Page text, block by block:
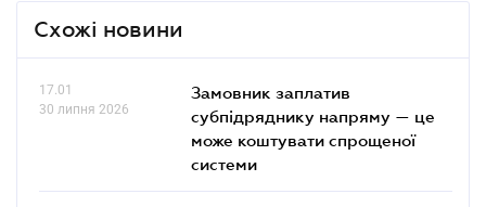
Схожі новини
17.01
30 липня 2026
Замовник заплатив
субпідряднику напряму — це
може коштувати спрощеної
системи